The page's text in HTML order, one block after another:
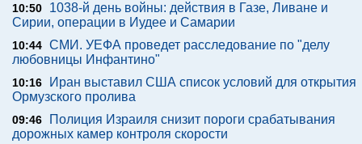
10:50
1038-й день войны: действия в Газе, Ливане и
Сирии, операции в Иудее и Самарии
10:44 СМИ. УЕФА проведет расследование по "делу
любовницы Инфантино"
10:16
Иран выставил США список условий для открытия
Ормузского пролива
09:46
Полиция Израиля снизит пороги срабатывания
дорожных камер контроля скорости